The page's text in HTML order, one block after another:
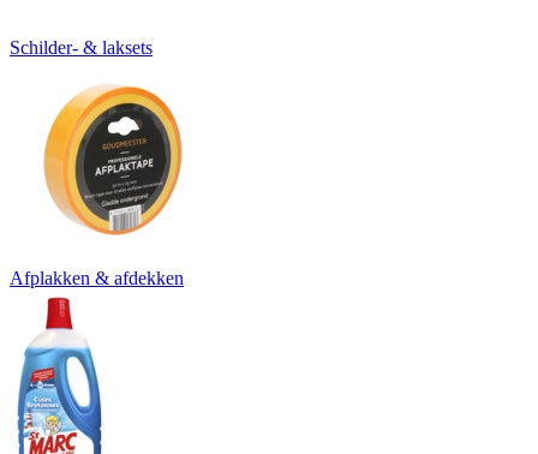
Schilder- & laksets
Afplakken & afdekken